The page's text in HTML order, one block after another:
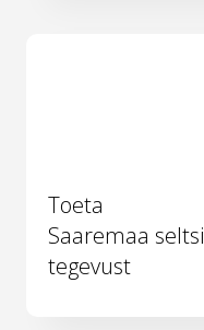
Toeta
Saaremaa seltsi
tegevust